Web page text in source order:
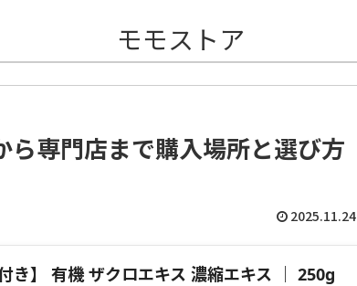
モモストア
ら専門店まで購入場所と選び方
2025.11.24
き】 有機 ザクロエキス 濃縮エキス ｜ 250g